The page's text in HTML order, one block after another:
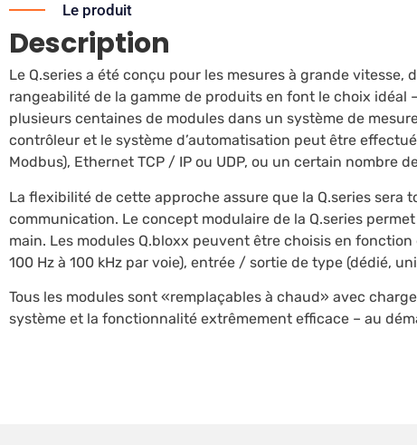
Le produit
Description
Le Q.series a été conçu pour les mesures à grande
rangeabilité de la gamme de produits en font le choix
plusieurs centaines de modules dans un système de
contrôleur et le système d’automatisation peut être
Modbus), Ethernet TCP / IP ou UDP, ou un certain nombre
La flexibilité de cette approche assure que la Q.series sera
communication. Le concept modulaire de la Q.series
main. Les modules Q.bloxx peuvent être choisis en
100 Hz à 100 kHz par voie), entrée / sortie de type (dédié,
Tous les modules sont «remplaçables à chaud» avec
système et la fonctionnalité extrêmement efficace – au